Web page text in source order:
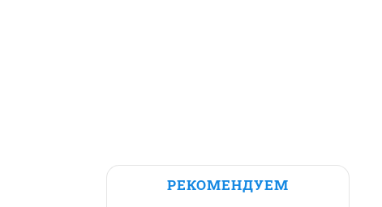
РЕКОМЕНДУЕМ